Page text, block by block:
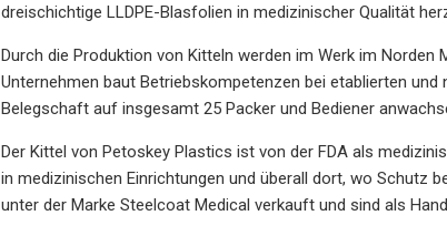
dreischichtige LLDPE-Blasfolien in medizinischer Qualität
Durch die Produktion von Kitteln werden im Werk im
Unternehmen baut Betriebskompetenzen bei etablierten
Belegschaft auf insgesamt 25 Packer und Bediener
Der Kittel von Petoskey Plastics ist von der FDA als
in medizinischen Einrichtungen und überall dort, wo Schutz
unter der Marke Steelcoat Medical verkauft und sind als